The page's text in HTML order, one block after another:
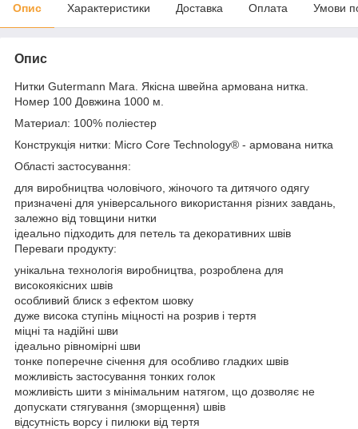
Опис Характеристики Доставка Оплата Умови
Опис
Нитки Gutermann Mara. Якісна швейна армована нитка.
Номер 100 Довжина 1000 м.
Материал: 100% поліестер
Конструкція нитки: Micro Core Technology® - армована нитка
Області застосування:
для виробництва чоловічого, жіночого та дитячого одягу
призначені для універсального використання різних завдань,
залежно від товщини нитки
ідеально підходить для петель та декоративних швів
Переваги продукту:
унікальна технологія виробництва, розроблена для
високоякісних швів
особливий блиск з ефектом шовку
дуже висока ступінь міцності на розрив і тертя
міцні та надійні шви
ідеально рівномірні шви
тонке поперечне січення для особливо гладких швів
можливість застосування тонких голок
можливість шити з мінімальним натягом, що дозволяє не
допускати стягування (зморщення) швів
відсутність ворсу і пилюки від тертя